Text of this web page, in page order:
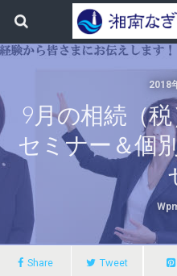
2018
9月の相続（
セミナー＆個
Share Tweet